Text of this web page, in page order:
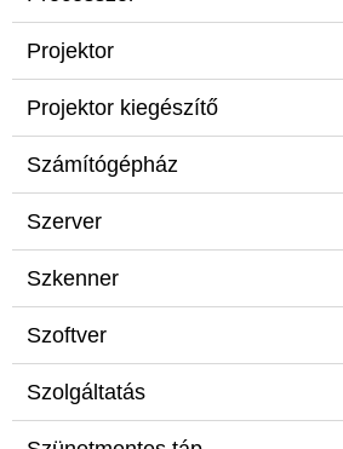
Projektor
Projektor kiegészítő
Számítógépház
Szerver
Szkenner
Szoftver
Szolgáltatás